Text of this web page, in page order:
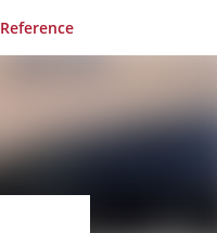
Reference